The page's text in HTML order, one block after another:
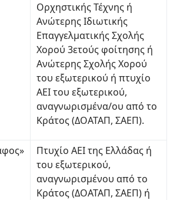
Ορχηστικής Τέχνης ή
Ανώτερης Ιδιωτικής
Επαγγελματικής Σχολής
Χορού 3ετούς φοίτησης ή
Ανώτερης Σχολής Χορού
του εξωτερικού ή πτυχίο
ΑΕΙ του εξωτερικού,
αναγνωρισμένα/ου από το
Κράτος (ΔΟΑΤΑΠ, ΣΑΕΠ).
Πτυχίο ΑΕΙ της Ελλάδας ή
του εξωτερικού,
αναγνωρισμένου από το
Κράτος (ΔΟΑΤΑΠ, ΣΑΕΠ) ή